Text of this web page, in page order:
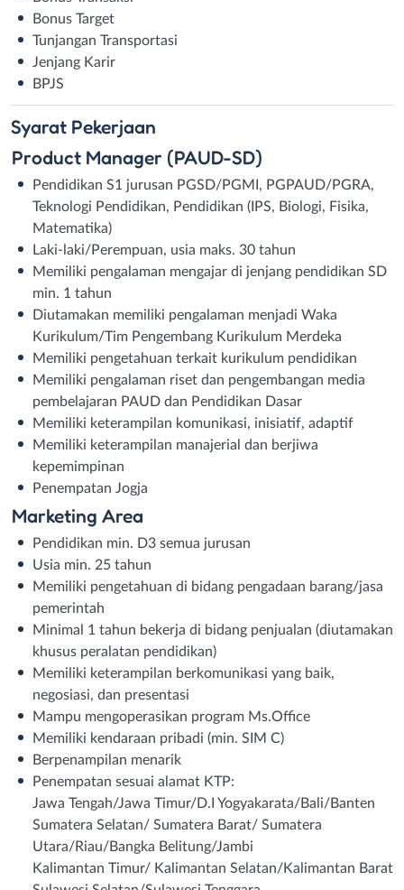
Bonus Target
Tunjangan Transportasi
Jenjang Karir
BPJS
Syarat Pekerjaan
Product Manager (PAUD-SD)
Pendidikan S1 jurusan PGSD/PGMI, PGPAUD/PGRA,
Teknologi Pendidikan, Pendidikan (IPS, Biologi, Fisika,
Matematika)
Laki-laki/Perempuan, usia maks. 30 tahun
Memiliki pengalaman mengajar di jenjang pendidikan SD
min. 1 tahun
Diutamakan memiliki pengalaman menjadi Waka
Kurikulum/Tim Pengembang Kurikulum Merdeka
Memiliki pengetahuan terkait kurikulum pendidikan
Memiliki pengalaman riset dan pengembangan media
pembelajaran PAUD dan Pendidikan Dasar
Memiliki keterampilan komunikasi, inisiatif, adaptif
Memiliki keterampilan manajerial dan berjiwa
kepemimpinan
Penempatan Jogja
Marketing Area
Pendidikan min. D3 semua jurusan
Usia min. 25 tahun
Memiliki pengetahuan di bidang pengadaan barang/jasa
pemerintah
Minimal 1 tahun bekerja di bidang penjualan (diutamakan
khusus peralatan pendidikan)
Memiliki keterampilan berkomunikasi yang baik,
negosiasi, dan presentasi
Mampu mengoperasikan program Ms.Office
Memiliki kendaraan pribadi (min. SIM C)
Berpenampilan menarik
Penempatan sesuai alamat KTP:
Jawa Tengah/Jawa Timur/D.I Yogyakarata/Bali/Banten
Sumatera Selatan/ Sumatera Barat/ Sumatera
Utara/Riau/Bangka Belitung/Jambi
Kalimantan Timur/ Kalimantan Selatan/Kalimantan Barat